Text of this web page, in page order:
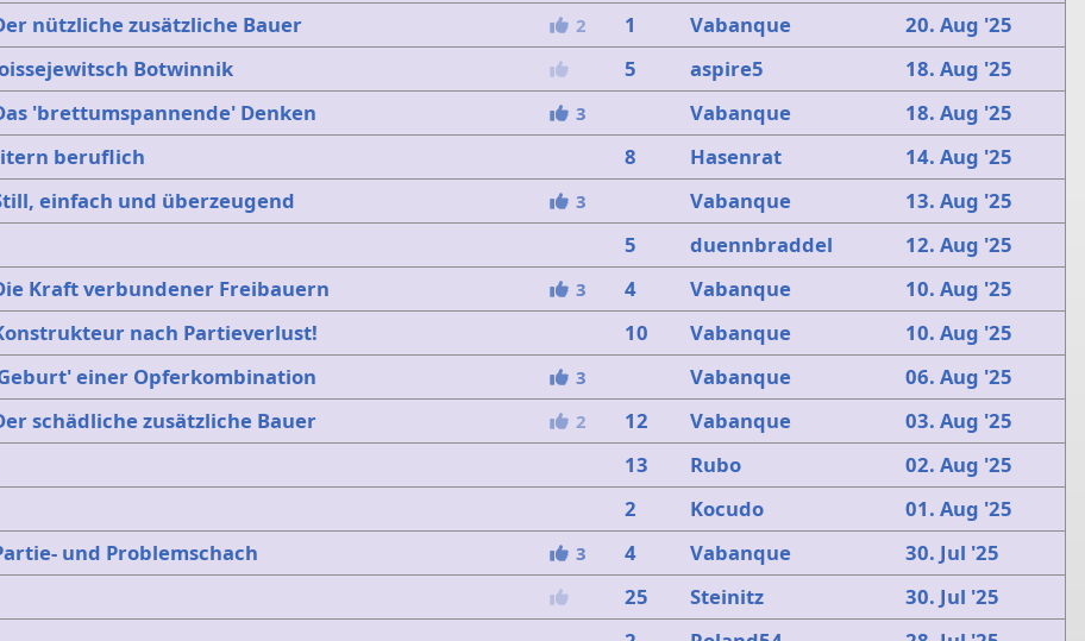
nützliche zusätzliche Bauer
2 1 Vabanque
20. Aug '25
Botwinnik
5 aspire5
18. Aug '25
'brettumspannende' Denken
3 Vabanque
18. Aug '25
beruflich
8 Hasenrat
14. Aug '25
einfach und überzeugend
3 Vabanque
13. Aug '25
5 duennbraddel
12. Aug '25
Kraft verbundener Freibauern
3 4 Vabanque
10. Aug '25
nach Partieverlust!
10 Vabanque
10. Aug '25
einer Opferkombination
3 Vabanque
06. Aug '25
schädliche zusätzliche Bauer
2 12 Vabanque
03. Aug '25
13 Rubo
02. Aug '25
2 Kocudo
01. Aug '25
und Problemschach
3 4 Vabanque
30. Jul '25
25 Steinitz
30. Jul '25